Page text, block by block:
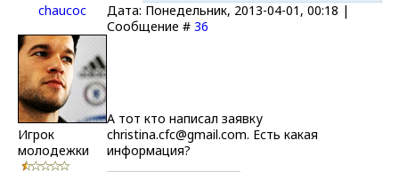
chaucoc
Дата: Понедельник, 2013-04-01, 00:18 |
Сообщение # 36
Игрок
молодежки
А тот кто написал заявку
christina.cfc@gmail.com. Есть какая
информация?